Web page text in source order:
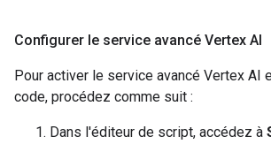
Configurer le service avancé Vertex AI
Pour activer le service avancé Vertex AI
code, procédez comme suit :
Dans l'éditeur de script, accédez à